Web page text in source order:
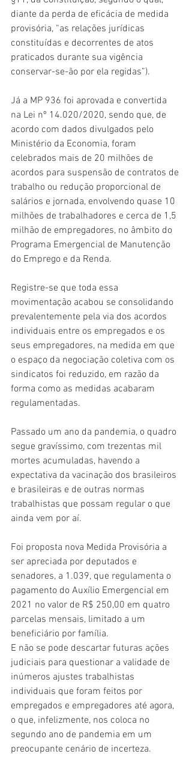
diante da perda de eficácia de medida
provisória, “as relações jurídicas
constituídas e decorrentes de atos
praticados durante sua vigência
conservar-se-ão por ela regidas”).
Já a MP 936 foi aprovada e convertida
na Lei nº 14.020/2020, sendo que, de
acordo com dados divulgados pelo
Ministério da Economia, foram
celebrados mais de 20 milhões de
acordos para suspensão de contratos de
trabalho ou redução proporcional de
salários e jornada, envolvendo quase 10
milhões de trabalhadores e cerca de 1,5
milhão de empregadores, no âmbito do
Programa Emergencial de Manutenção
do Emprego e da Renda.
Registre-se que toda essa
movimentação acabou se consolidando
prevalentemente pela via dos acordos
individuais entre os empregados e os
seus empregadores, na medida em que
o espaço da negociação coletiva com os
sindicatos foi reduzido, em razão da
forma como as medidas acabaram
regulamentadas.
Passado um ano da pandemia, o quadro
segue gravíssimo, com trezentas mil
mortes acumuladas, havendo a
expectativa da vacinação dos brasileiros
e brasileiras e de outras normas
trabalhistas que possam regular o que
ainda vem por aí.
Foi proposta nova Medida Provisória a
ser apreciada por deputados e
senadores, a 1.039, que regulamenta o
pagamento do Auxílio Emergencial em
2021 no valor de R$ 250,00 em quatro
parcelas mensais, limitado a um
beneficiário por família.
E não se pode descartar futuras ações
judiciais para questionar a validade de
inúmeros ajustes trabalhistas
individuais que foram feitos por
empregados e empregadores até agora,
o que, infelizmente, nos coloca no
segundo ano de pandemia em um
preocupante cenário de incerteza.